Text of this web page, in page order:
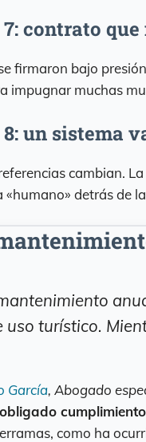
contrato
firmaron bajo
impugnar muchas
un sistema
cambian.
«humano» detrás de
uso turístico.
García, Abogado
cumplimiento
como ha